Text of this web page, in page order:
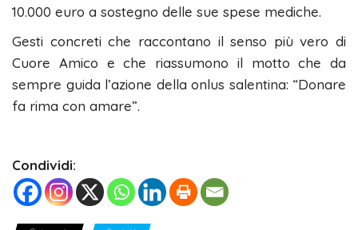
10.000 euro a sostegno delle sue spese mediche.
Gesti concreti che raccontano il senso più vero di
Cuore Amico e che riassumono il motto che da
sempre guida l’azione della onlus salentina: “Donare
fa rima con amare”.
Condividi: